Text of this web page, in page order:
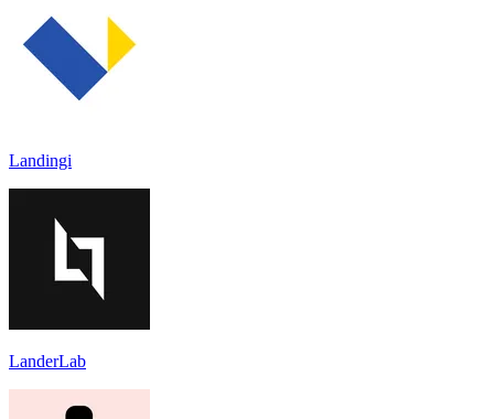
Landingi
LanderLab